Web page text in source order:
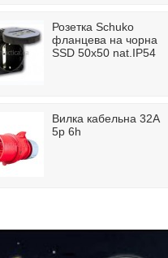
Розетка Schuko
фланцева на чорна
SSD 50x50 nat.IP54
Вилка кабельна 32A
5p 6h